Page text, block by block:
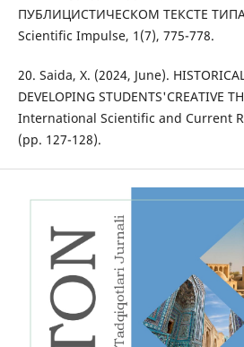
ПУБЛИЦИСТИЧЕСКОМ ТЕКСТЕ
Scientific Impulse, 1(7), 775-778.
20. Saida, X. (2024, June).
DEVELOPING STUDENTS'CREATIVE
International Scientific and Current
(pp. 127-128).